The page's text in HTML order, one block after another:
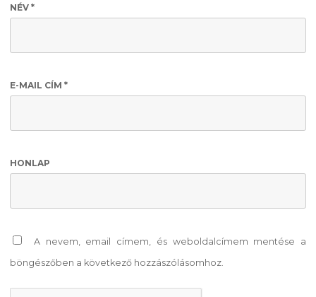
NÉV *
E-MAIL CÍM *
HONLAP
A nevem, email címem, és weboldalcímem mentése a
böngészőben a következő hozzászólásomhoz.